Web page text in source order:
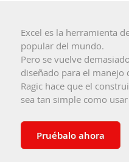
Excel es la herramienta
popular del mundo.
Pero se vuelve
diseñado para el manejo
Ragic hace que el
sea tan simple como usar
Pruébalo ahora